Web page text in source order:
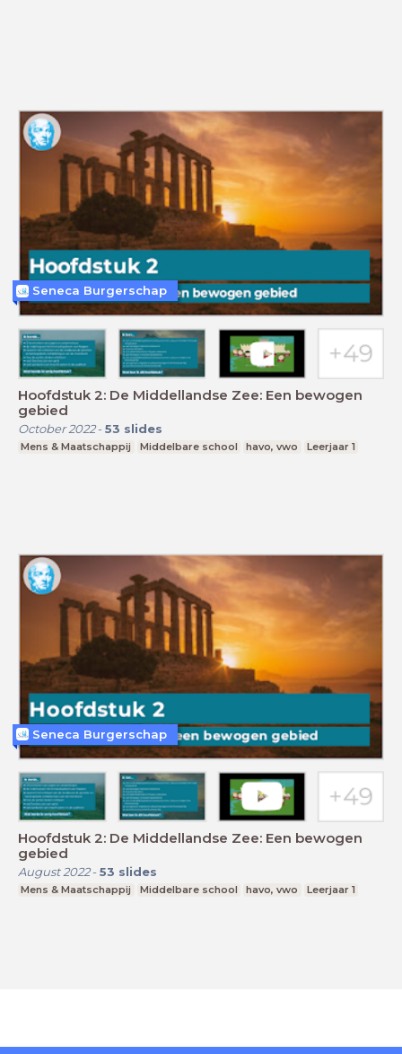
Hoofdstuk 2: De Middellandse Zee: Een bewogen
gebied
October 2022- 53 slides
Mens & Maatschappij Middelbare school havo, vwo Leerjaar 1
Seneca Burgerschap
Hoofdstuk 2: De Middellandse Zee: Een bewogen
gebied
August 2022- 53 slides
Mens & Maatschappij Middelbare school havo, vwo Leerjaar 1
Seneca Burgerschap